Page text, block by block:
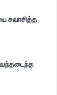
சுவாசித்த
வந்தடைந்த